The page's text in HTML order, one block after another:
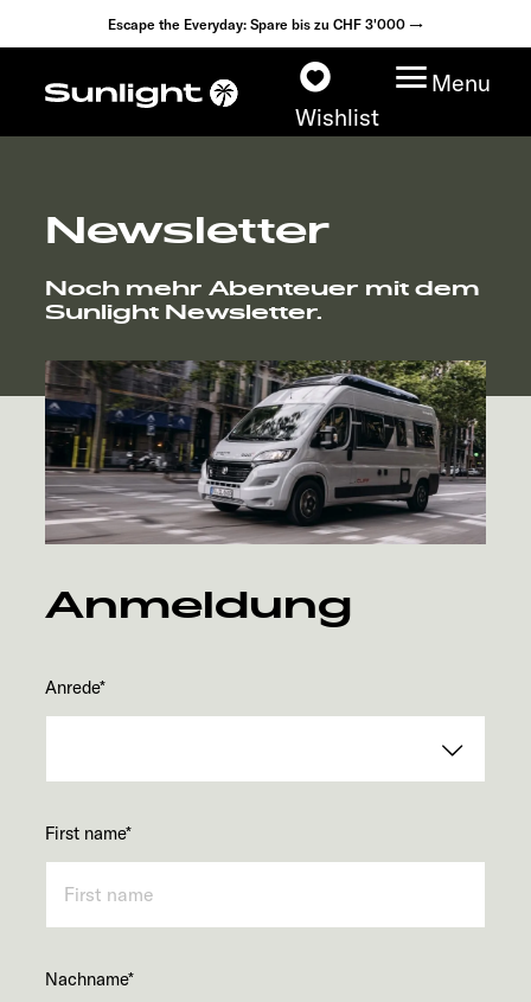
Escape the Everyday: Spare bis zu CHF 3'000 →
Wishlist
Menu
Modelle
Konfigurator
Fahrzeugfinder
Händlersuche
Explore
Newsletter
Noch mehr Abenteuer mit dem
Sunlight Newsletter.
Anmeldung
Anrede*
First name*
Nachname*